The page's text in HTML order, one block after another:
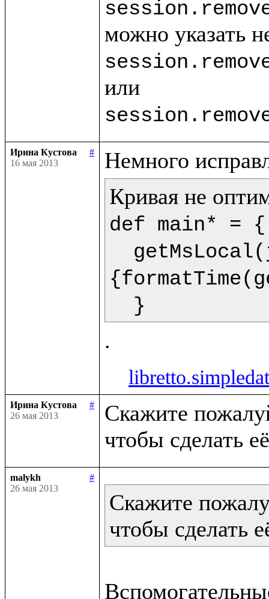
Ирина Кустова
#
16 мая 2013
def main* = {
  }
Ирина Кустова
#
26 мая 2013
Скажите
malykh
#
26 мая 2013
Скажите
чтобы сделать